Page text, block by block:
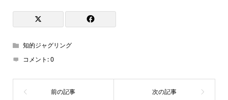
知的ジャグリング
コメント:0